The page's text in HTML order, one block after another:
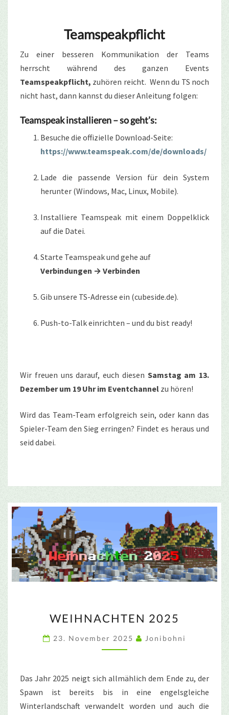
Teamspeakpflicht
Zu einer besseren Kommunikation der Teams
herrscht während des ganzen Events
Teamspeakpflicht, zuhören reicht. Wenn du TS noch
nicht hast, dann kannst du dieser Anleitung folgen:
Teamspeak installieren – so geht’s:
Besuche die offizielle Download-Seite:
https://www.teamspeak.com/de/downloads/
Lade die passende Version für dein System
herunter (Windows, Mac, Linux, Mobile).
Installiere Teamspeak mit einem Doppelklick
auf die Datei.
Starte Teamspeak und gehe auf
Verbindungen → Verbinden
Gib unsere TS-Adresse ein (cubeside.de).
Push-to-Talk einrichten – und du bist ready!
Wir freuen uns darauf, euch diesen Samstag am 13.
Dezember um 19 Uhr im Eventchannel zu hören!
Wird das Team-Team erfolgreich sein, oder kann das
Spieler-Team den Sieg erringen? Findet es heraus und
seid dabei.
2025
WEIHNACHTEN 2025
23. November 2025 Jonibohni
Das Jahr 2025 neigt sich allmählich dem Ende zu, der
Spawn ist bereits bis in eine engelsgleiche
Winterlandschaft verwandelt worden und auch die